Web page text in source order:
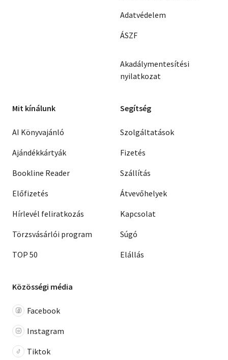
Adatvédelem
ÁSZF
Akadálymentesítési
nyilatkozat
Mit kínálunk
AI Könyvajánló
Ajándékkártyák
Bookline Reader
Előfizetés
Hírlevél feliratkozás
Törzsvásárlói program
TOP 50
Segítség
Szolgáltatások
Fizetés
Szállítás
Átvevőhelyek
Kapcsolat
Súgó
Elállás
Közösségi média
Facebook
Instagram
Tiktok